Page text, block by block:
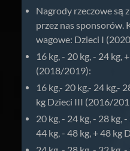
Nagrody rzeczowe są
przez nas sponsorów.
wagowe: Dzieci I
16 kg, - 20 kg, - 24 kg,
(2018/2019):
16 kg,- 20 kg,- 24 kg,-
kg Dzieci III (2016/
20 kg, - 24 kg, - 28 kg,
44 kg, - 48 kg, + 48 kg